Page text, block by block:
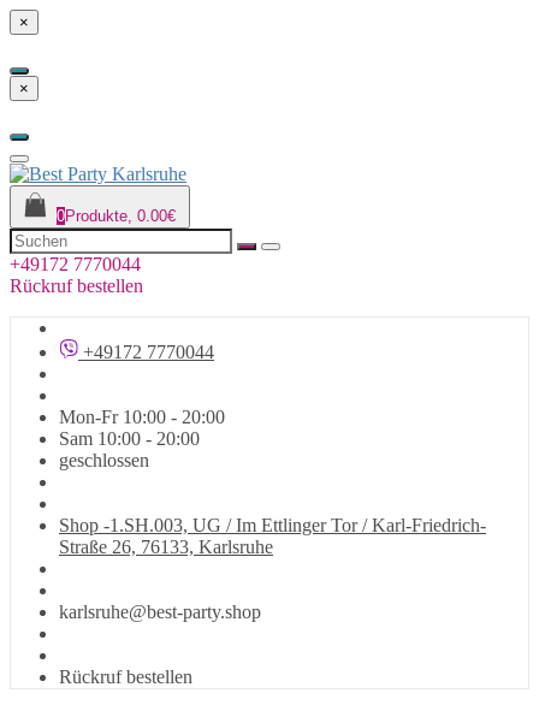
×
×
0Produkte, 0.00€
+49172 7770044
Rückruf bestellen
+49172 7770044
Mon-Fr 10:00 - 20:00
Sam 10:00 - 20:00
geschlossen
Shop -1.SH.003, UG / Im Ettlinger Tor / Karl-Friedrich-
Straße 26, 76133, Karlsruhe
karlsruhe@best-party.shop
Rückruf bestellen